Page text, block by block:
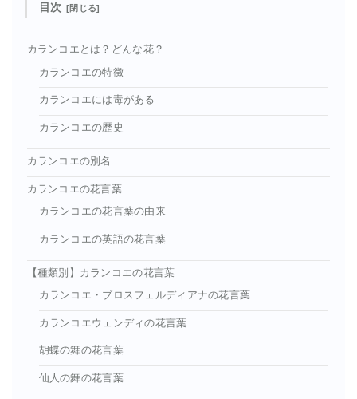
目次
カランコエとは？どんな花？
カランコエの特徴
カランコエには毒がある
カランコエの歴史
カランコエの別名
カランコエの花言葉
カランコエの花言葉の由来
カランコエの英語の花言葉
【種類別】カランコエの花言葉
カランコエ・ブロスフェルディアナの花言葉
カランコエウェンディの花言葉
胡蝶の舞の花言葉
仙人の舞の花言葉